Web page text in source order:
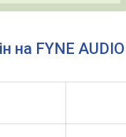
на FYNE